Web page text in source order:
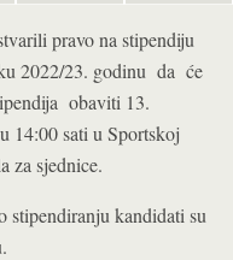
pravo na stipendiju
2022/23. godinu da će
obaviti 13.
14:00 sati u Sportskoj
za sjednice.
stipendiranju kandidati su